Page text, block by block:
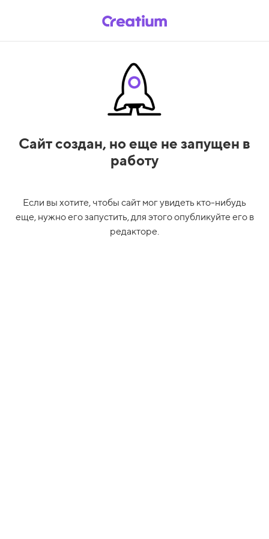
Сайт создан, но еще не запущен в
работу
Если вы хотите, чтобы сайт мог увидеть кто-нибудь
еще, нужно его запустить, для этого опубликуйте его в
редакторе.